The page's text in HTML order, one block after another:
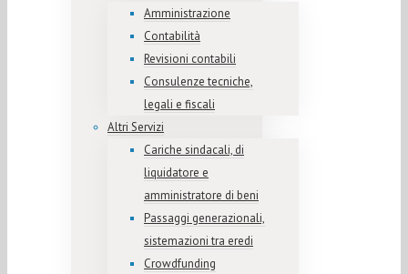
Amministrazione
Contabilità
Revisioni contabili
Consulenze tecniche,
legali e fiscali
Altri Servizi
Cariche sindacali, di
liquidatore e
amministratore di beni
Passaggi generazionali,
sistemazioni tra eredi
Crowdfunding